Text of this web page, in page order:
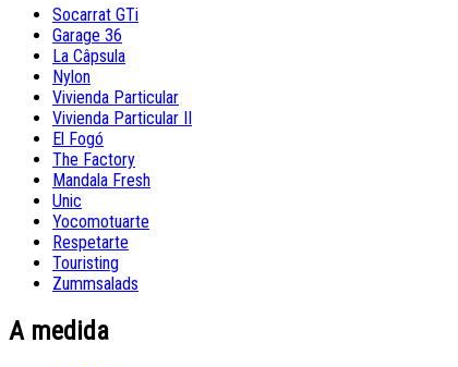
Socarrat GTi
Garage 36
La Câpsula
Nylon
Vivienda Particular
Vivienda Particular II
El Fogó
The Factory
Mandala Fresh
Unic
Yocomotuarte
Respetarte
Touristing
Zummsalads
A medida